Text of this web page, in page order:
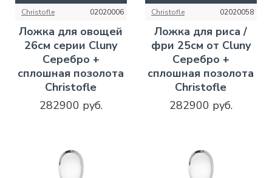
Christofle 02020006
Ложка для овощей
26см серии Cluny
Серебро +
сплошная позолота
Christofle
282900 руб.
Christofle 02020058
Ложка для риса /
фри 25см от Cluny
Серебро +
сплошная позолота
Christofle
282900 руб.